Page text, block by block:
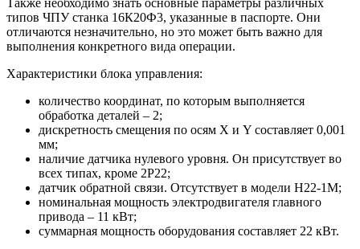
типов ЧПУ станка 16К20Ф3, указанные в паспорте. Они
отличаются незначительно, но это может быть важно для
выполнения конкретного вида операции.
Характеристики блока управления:
количество координат, по которым выполняется
обработка деталей – 2;
дискретность смещения по осям X и Y составляет 0,001
мм;
наличие датчика нулевого уровня. Он присутствует во
всех типах, кроме 2Р22;
датчик обратной связи. Отсутствует в модели Н22-1М;
номинальная мощность электродвигателя главного
привода – 11 кВт;
суммарная мощность оборудования составляет 22 кВт.